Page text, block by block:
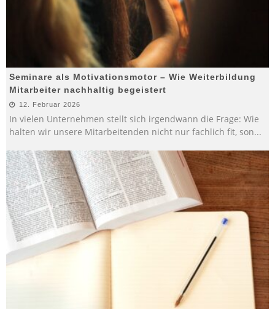
Seminare als Motivationsmotor – Wie Weiterbildung
Mitarbeiter nachhaltig begeistert
12. Februar 2026
In vielen Unternehmen stellt sich irgendwann die Frage: Wie
halten wir unsere Mitarbeitenden nicht nur fachlich fit, son...